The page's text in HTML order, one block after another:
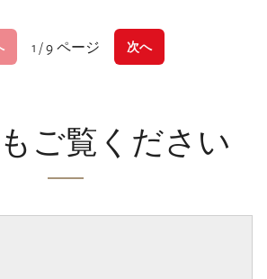
1 / 9 ページ 次へ
ご覧ください